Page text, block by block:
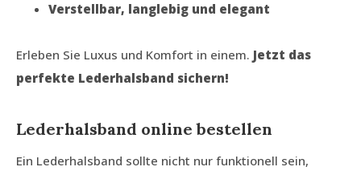
Verstellbar, langlebig und elegant
Erleben Sie Luxus und Komfort in einem. Jetzt das
perfekte Lederhalsband sichern!
Lederhalsband online bestellen
Ein Lederhalsband sollte nicht nur funktionell sein,